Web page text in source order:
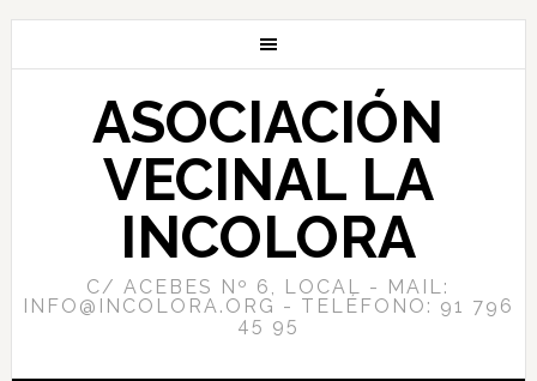
ASOCIACIÓN
VECINAL LA
INCOLORA
C/ ACEBES Nº 6, LOCAL - MAIL:
INFO@INCOLORA.ORG - TELÉFONO: 91 796
45 95